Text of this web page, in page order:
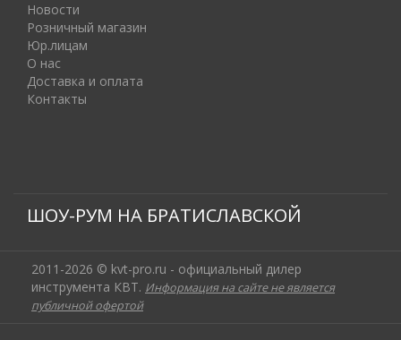
Новости
Розничный магазин
Юр.лицам
О нас
Доставка и оплата
Контакты
ШОУ-РУМ НА БРАТИСЛАВСКОЙ
2011-2026 © kvt-pro.ru - официальный дилер
инструмента КВТ. Информация на сайте не является
публичной офертой